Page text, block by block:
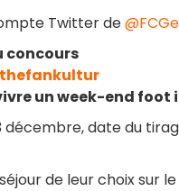
Twitter de
concours
un week-end foot
décembre, date du
de leur choix sur